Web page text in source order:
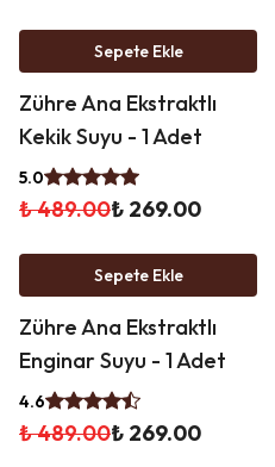
Sepete Ekle
Zühre Ana Ekstraktlı
Kekik Suyu - 1 Adet
5.0
₺ 489.00₺ 269.00
Sepete Ekle
Zühre Ana Ekstraktlı
Enginar Suyu - 1 Adet
4.6
₺ 489.00₺ 269.00